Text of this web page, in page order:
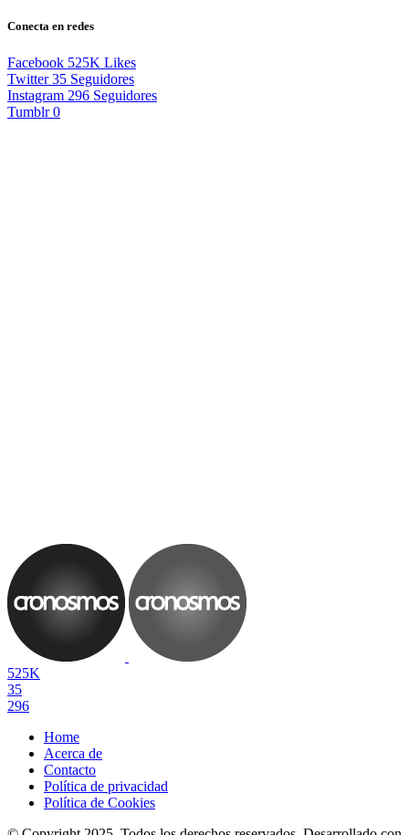
Conecta en redes
Facebook 525K Likes
Twitter 35 Seguidores
Instagram 296 Seguidores
Tumblr 0
525K
35
296
Home
Acerca de
Contacto
Política de privacidad
Política de Cookies